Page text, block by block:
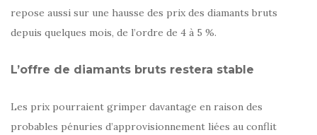
repose aussi sur une hausse des prix des diamants bruts
depuis quelques mois, de l’ordre de 4 à 5 %.
L’offre de diamants bruts restera stable
Les prix pourraient grimper davantage en raison des
probables pénuries d’approvisionnement liées au conflit